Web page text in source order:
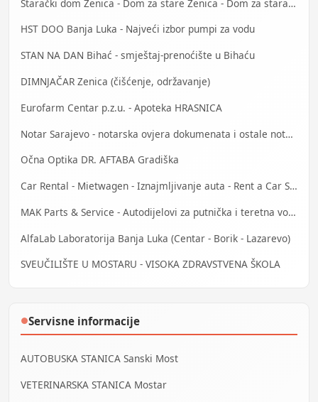
Starački dom Zenica - Dom za stare Zenica - Dom za stara lica Zenica
HST DOO Banja Luka - Najveći izbor pumpi za vodu
STAN NA DAN Bihać - smještaj-prenoćište u Bihaću
DIMNJAČAR Zenica (čišćenje, održavanje)
Eurofarm Centar p.z.u. - Apoteka HRASNICA
Notar Sarajevo - notarska ovjera dokumenata i ostale notarske usluge
Očna Optika DR. AFTABA Gradiška
Car Rental - Mietwagen - Iznajmljivanje auta - Rent a Car Sarajevo
MAK Parts & Service - Autodijelovi za putnička i teretna vozila Gračanica
AlfaLab Laboratorija Banja Luka (Centar - Borik - Lazarevo)
SVEUČILIŠTE U MOSTARU - VISOKA ZDRAVSTVENA ŠKOLA
●Servisne informacije
AUTOBUSKA STANICA Sanski Most
VETERINARSKA STANICA Mostar